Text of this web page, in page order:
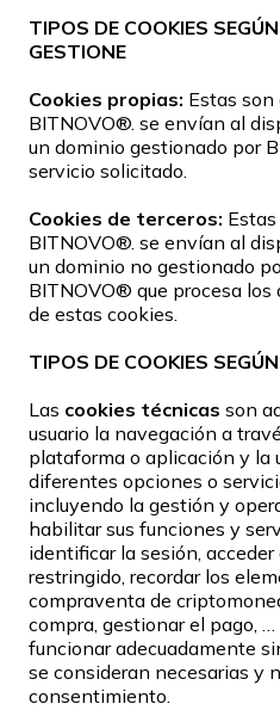
TIPOS DE COOKIES
GESTIONE
Cookies propias: Estas
BITNOVO®. se envían al
un dominio gestionado por
servicio solicitado.
Cookies de terceros:
BITNOVO®. se envían al
un dominio no gestionado
BITNOVO® que procesa
de estas cookies.
TIPOS DE COOKIES
Las cookies técnicas son
usuario la navegación a
plataforma o aplicación y la
diferentes opciones o
incluyendo la gestión y
habilitar sus funciones y
identificar la sesión,
restringido, recordar los
compraventa de
compra, gestionar el pago,
funcionar adecuadamente
se consideran necesarias y
consentimiento.